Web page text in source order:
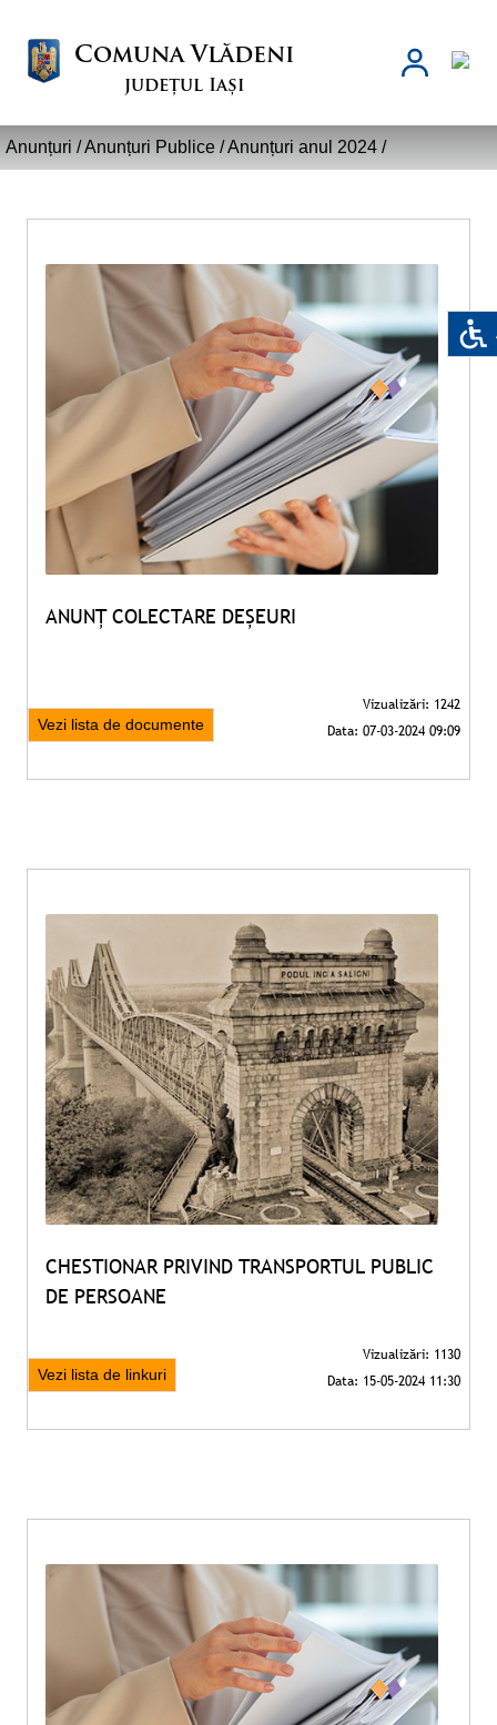
Comuna Vlădeni
județul Iași
Anunțuri /Anunțuri Publice/Anunțuri anul 2024/
ANUNȚ COLECTARE DEȘEURI
Vezi lista de documente
CHESTIONAR PRIVIND TRANSPORTUL PUBLIC
DE PERSOANE
Vezi lista de linkuri